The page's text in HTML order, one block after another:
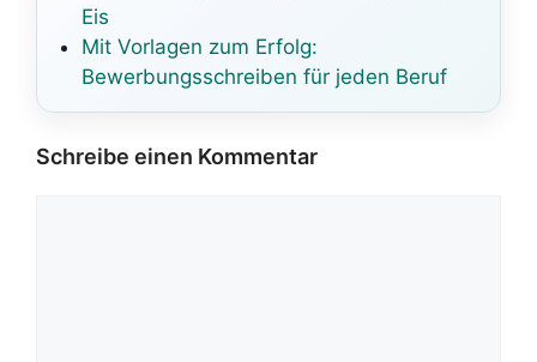
Eis
Mit Vorlagen zum Erfolg:
Bewerbungsschreiben für jeden Beruf
Schreibe einen Kommentar